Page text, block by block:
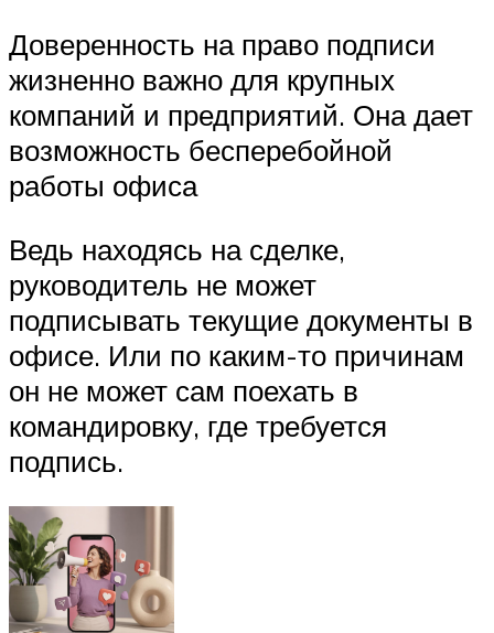
Доверенность на право подписи
жизненно важно для крупных
компаний и предприятий. Она дает
возможность бесперебойной
работы офиса
Ведь находясь на сделке,
руководитель не может
подписывать текущие документы в
офисе. Или по каким-то причинам
он не может сам поехать в
командировку, где требуется
подпись.